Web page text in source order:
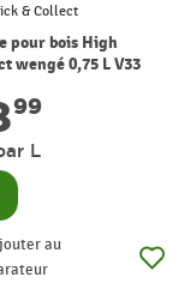
& Collect
pour bois High
wengé 0,75 L V33
99
L
au